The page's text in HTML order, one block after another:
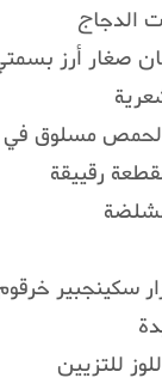
الدجاج
مسلوق في
رقييقة
سكينجبير
للتزيين